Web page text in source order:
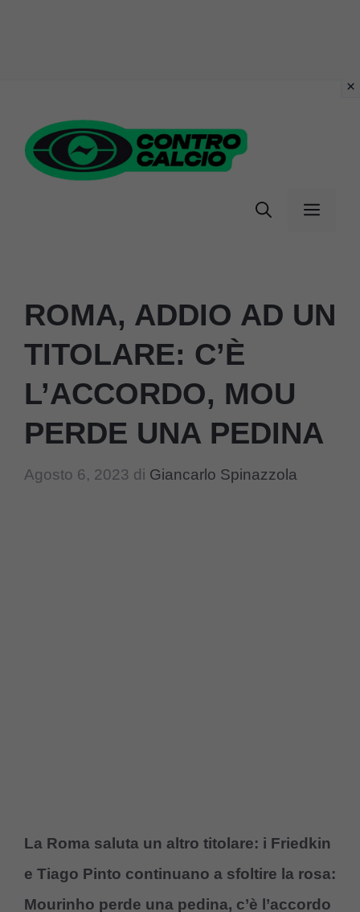
contenuto
Menu
ROMA, ADDIO AD UN
TITOLARE: C’È
L’ACCORDO, MOU
PERDE UNA PEDINA
Agosto 6, 2023 di Giancarlo Spinazzola
La Roma saluta un altro titolare: i Friedkin
e Tiago Pinto continuano a sfoltire la rosa:
Mourinho perde una pedina, c’è l’accordo